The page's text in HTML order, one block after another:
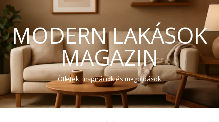
MODERN LAKÁSOK
MAGAZIN
Ötletek, inspirációk és megoldások